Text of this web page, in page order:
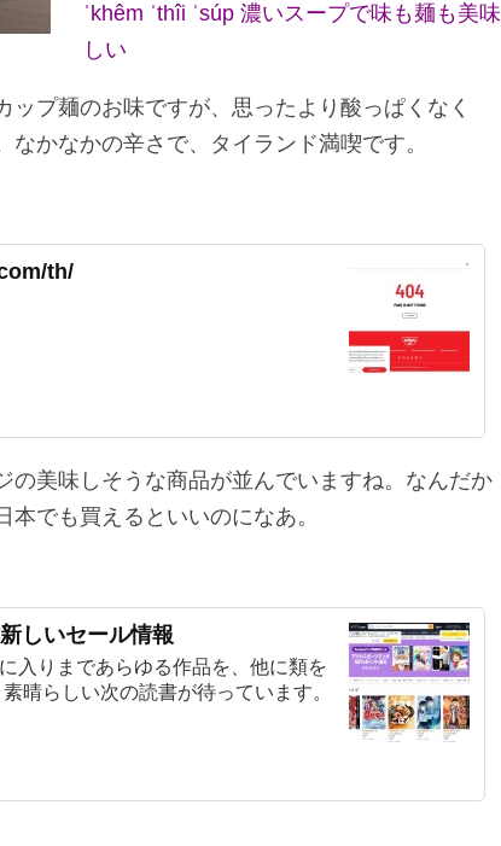
ˈkhêm ˈthîi ˈsúp 濃いスープで味も麺も美味
しい
ップ麺のお味ですが、思ったより酸っぱくなく
かなかの辛さで、タイランド満喫です。
th/
の美味しそうな商品が並んでいますね。なんだか
でも買えるといいのになあ。
しいセール情報
入りまであらゆる作品を、他に類を
晴らしい次の読書が待っています。